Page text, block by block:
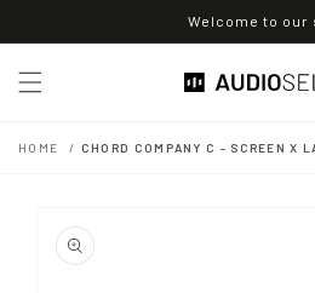
Inhalt
Welcome to our
HOME CHORD COMPANY C - SCREEN X